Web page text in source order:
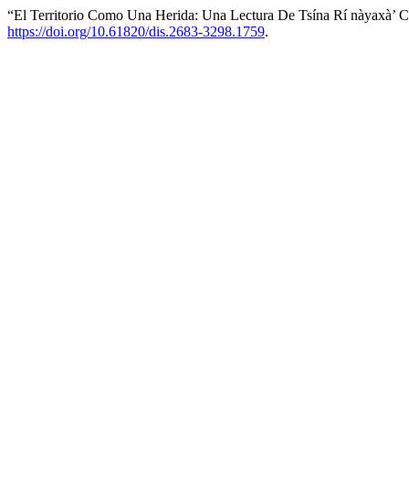
“El Territorio Como Una Herida: Una Lectura De Tsína Rí
https://doi.org/10.61820/dis.2683-3298.1759.